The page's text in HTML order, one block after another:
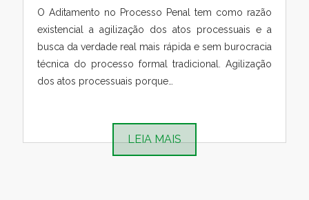
O Aditamento no Processo Penal tem como razão
existencial a agilização dos atos processuais e a
busca da verdade real mais rápida e sem burocracia
técnica do processo formal tradicional. Agilização
dos atos processuais porque…
LEIA MAIS